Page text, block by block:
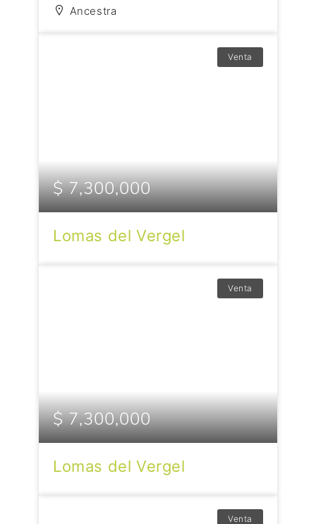
Ancestra
Venta
$ 7,300,000
Lomas del Vergel
Venta
$ 7,300,000
Lomas del Vergel
Venta